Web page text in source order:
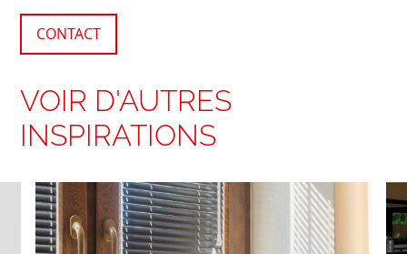
CONTACT
VOIR D'AUTRES
INSPIRATIONS